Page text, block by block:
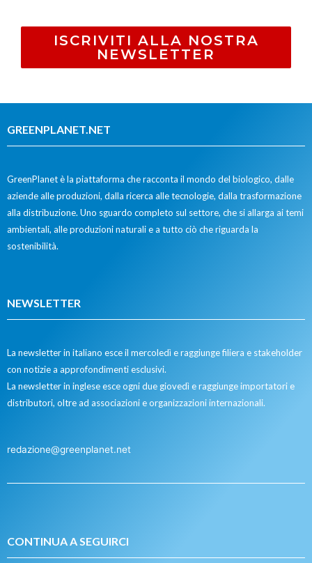
ISCRIVITI ALLA NOSTRA
NEWSLETTER
GREENPLANET.NET
GreenPlanet è la piattaforma che racconta il mondo del biologico, dalle
aziende alle produzioni, dalla ricerca alle tecnologie, dalla trasformazione
alla distribuzione. Uno sguardo completo sul settore, che si allarga ai temi
ambientali, alle produzioni naturali e a tutto ciò che riguarda la
sostenibilità.
NEWSLETTER
La newsletter in italiano esce il mercoledì e raggiunge filiera e stakeholder
con notizie a approfondimenti esclusivi.
La newsletter in inglese esce ogni due giovedì e raggiunge importatori e
distributori, oltre ad associazioni e organizzazioni internazionali.
redazione@greenplanet.net
CONTINUA A SEGUIRCI